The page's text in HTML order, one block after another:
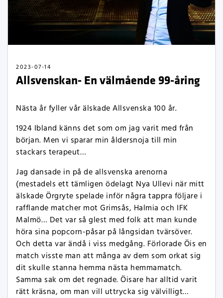
2023-07-14
Allsvenskan- En välmående 99-åring
Nästa år fyller vår älskade Allsvenska 100 år.
1924 Ibland känns det som om jag varit med från
början. Men vi sparar min åldersnoja till min
stackars terapeut…
Jag dansade in på de allsvenska arenorna
(mestadels ett tämligen ödelagt Nya Ullevi när mitt
älskade Örgryte spelade inför några tappra följare i
rafflande matcher mot Grimsås, Halmia och IFK
Malmö… Det var så glest med folk att man kunde
höra sina popcorn-påsar på långsidan tvärsöver.
Och detta var ändå i viss medgång. Förlorade Öis en
match visste man att många av dem som orkat sig
dit skulle stanna hemma nästa hemmamatch.
Samma sak om det regnade. Öisare har alltid varit
rätt kräsna, om man vill uttrycka sig välvilligt…